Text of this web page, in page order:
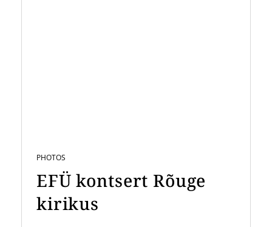
PHOTOS
EFÜ kontsert Rõuge
kirikus